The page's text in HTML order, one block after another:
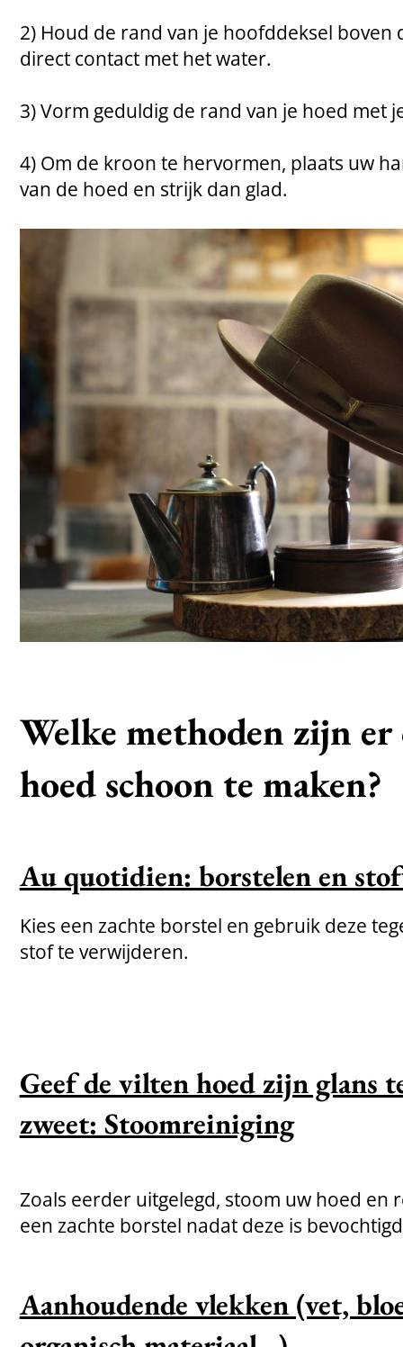
2) Houd de rand van je hoofddeksel boven
direct contact met het water.
3) Vorm geduldig de rand van je hoed met
4) Om de kroon te hervormen, plaats uw
van de hoed en strijk dan glad.
Welke methoden zijn
hoed schoon te maken?
Au quotidien: borstelen en
Kies een zachte borstel en gebruik deze
stof te verwijderen.
Geef de vilten hoed zijn glans
zweet: Stoomreiniging
Zoals eerder uitgelegd, stoom uw hoed en
een zachte borstel nadat deze is
Aanhoudende vlekken (vet,